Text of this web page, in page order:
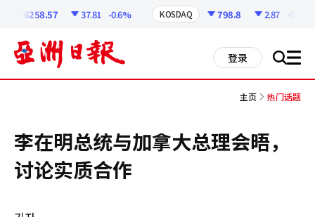
6258.57 37.81 -0.6% KOSDAQ 798.8 2.87 -0.36%
登录 搜 all
主页 热门话题
李在明总统与加拿大总理会晤，
讨论实质合作